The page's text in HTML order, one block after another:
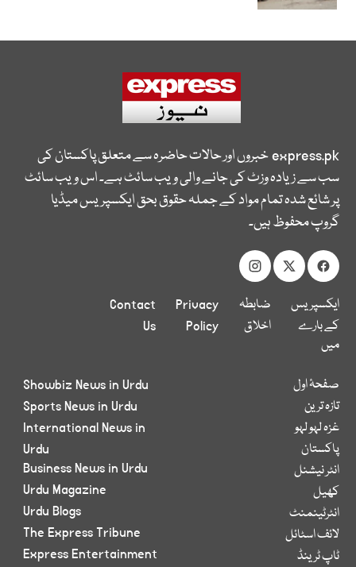
express.pkخبروں اور حالات حاضرہ سے متعلق پاکستان کی
سب سے زیادہ وزٹ کی جانے والی ویب سائٹ ہے۔ اس ویب سائٹ
پر شائع شدہ تمام مواد کے جملہ حقوق بحق ایکسپریس میڈیا
گروپ محفوظ ہیں۔
ایکسپریس
کے بارے
میں
ضابطہ
اخلاق
Privacy
Policy
Contact
Us
صفحۂ اول
تازہ ترین
غزہ لہو لہو
پاکستان
انٹر نیشنل
کھیل
انٹرٹینمنٹ
لائف اسٹائل
ٹاپ ٹرینڈ
Showbiz News in Urdu
Sports News in Urdu
International News in
Urdu
Business News in Urdu
Urdu Magazine
Urdu Blogs
The Express Tribune
Express Entertainment